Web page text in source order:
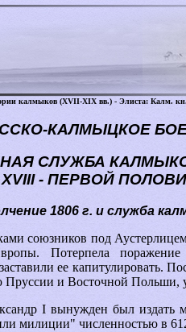
калмыков (XVII-XIX вв.) - Элиста: Калм. кн.
КАЛМЫЦКОЕ
СЛУЖБА
XVIII - ПЕРВОЙ
1806 г. и служба
союзников под
Потерпела
ее капитулировать.
Пруссии и Восточной Польши,
I вынужден был издать
милиции" численностью в